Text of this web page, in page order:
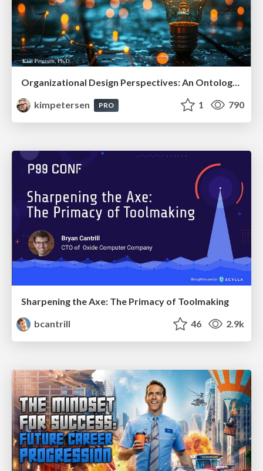
Organizational Design Perspectives: An Ontology of Organizational Design Elements
kimpetersen
PRO 1 790
Sharpening the Axe: The Primacy of Toolmaking
bcantrill
46 2.9k